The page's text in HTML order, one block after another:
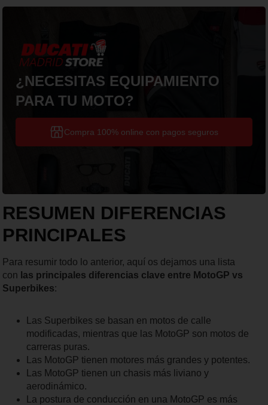
¿NECESITAS EQUIPAMIENTO
PARA TU MOTO?
Compra 100% online con pagos seguros
RESUMEN DIFERENCIAS
PRINCIPALES
Para resumir todo lo anterior, aquí os dejamos una lista
con las principales diferencias clave entre MotoGP vs
Superbikes:
Las Superbikes se basan en motos de calle
modificadas, mientras que las MotoGP son motos de
carreras puras.
Las MotoGP tienen motores más grandes y potentes.
Las MotoGP tienen un chasis más liviano y
aerodinámico.
La postura de conducción en una MotoGP es más